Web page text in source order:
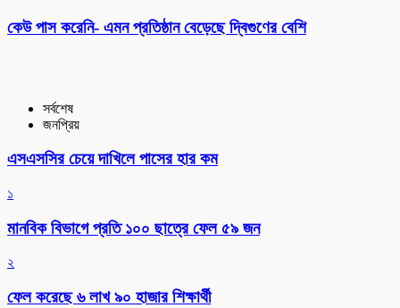
কেউ পাস করেনি- এমন প্রতিষ্ঠান বেড়েছে দ্বিগুণের বেশি
সর্বশেষ
জনপ্রিয়
এসএসসির চেয়ে দাখিলে পাসের হার কম
১
মানবিক বিভাগে প্রতি ১০০ ছাত্রে ফেল ৫৯ জন
২
ফেল করেছে ৬ লাখ ৯০ হাজার শিক্ষার্থী